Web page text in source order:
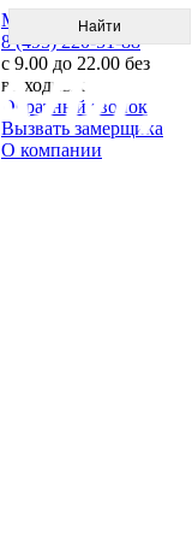
Меню
8 (495) 220-51-88
с 9.00 до 22.00 без
выходных
Обратный звонок
Вызвать замерщика
О компании